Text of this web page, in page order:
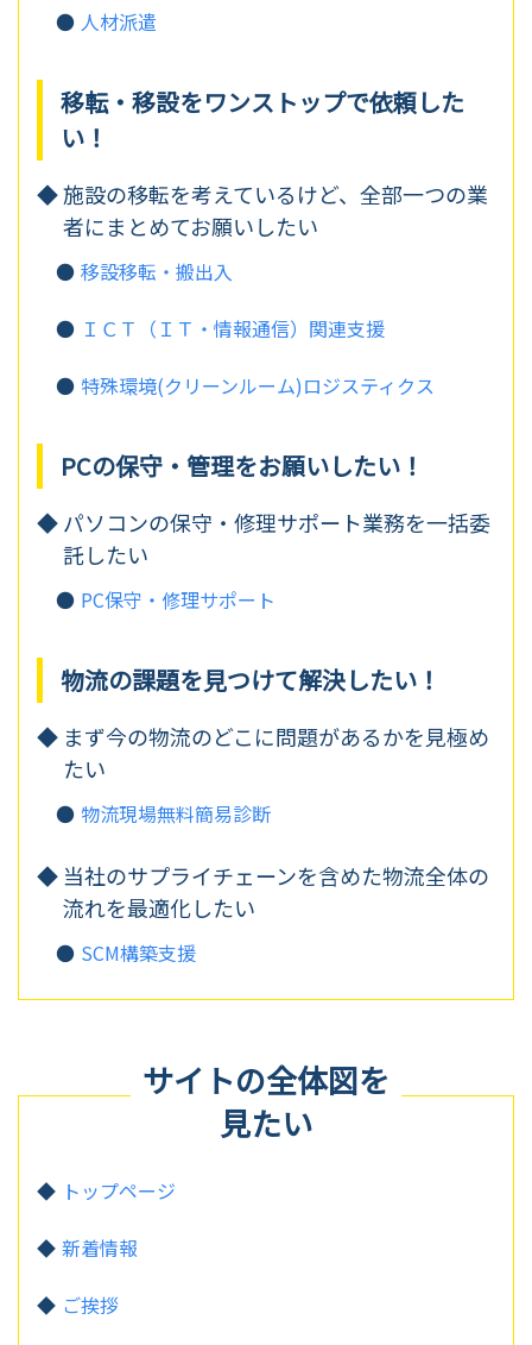
人材派遣
移転・移設をワンストップで依頼した
い！
施設の移転を考えているけど、 全部一つの業
者にまとめてお願いしたい
移設移転・搬出入
ＩＣＴ（ＩＴ・情報通信）関連支援
特殊環境(クリーンルーム)ロジスティクス
PCの保守・管理をお願いしたい！
パソコンの保守・修理サポート業務を一括委
託したい
PC保守・修理サポート
物流の課題を見つけて解決したい！
まず今の物流のどこに問題があるかを見極め
たい
物流現場無料簡易診断
当社のサプライチェーンを含めた物流全体の
流れを最適化したい
SCM構築支援
サイトの全体図を
見たい
トップページ
新着情報
ご挨拶